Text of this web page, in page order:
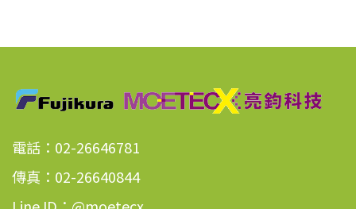
電話：02-26646781
傳真：02-26640844